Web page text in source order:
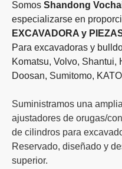
Somos Shandong
especializarse en
EXCAVADORA y
Para excavadoras y
Komatsu, Volvo, Shantui,
Doosan, Sumitomo,
Suministramos una
ajustadores de orugas/
de cilindros para
Reservado, diseñado y
superior.